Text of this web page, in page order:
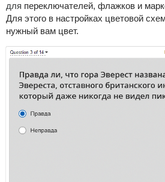
для переключателей, флажков и
Для этого в настройках цветовой
нужный вам цвет.